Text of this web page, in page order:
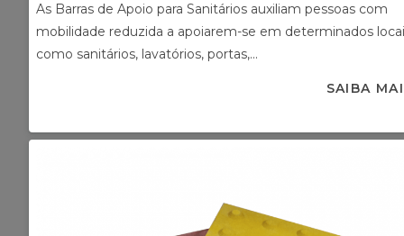
As Barras de Apoio para Sanitários auxiliam pessoas com
mobilidade reduzida a apoiarem-se em determinados
como sanitários, lavatórios, portas,...
SAIBA